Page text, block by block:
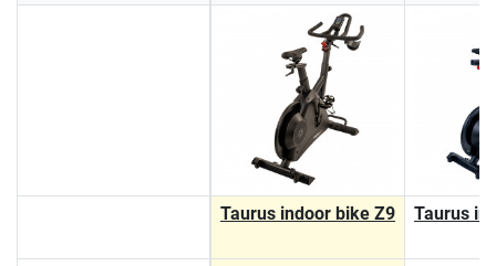
Taurus indoor bike Z9
Taurus